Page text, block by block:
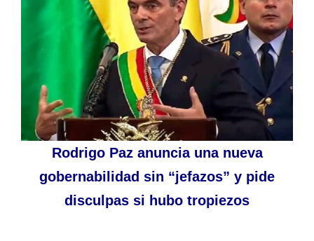
Rodrigo Paz anuncia una nueva
gobernabilidad sin “jefazos” y pide
disculpas si hubo tropiezos